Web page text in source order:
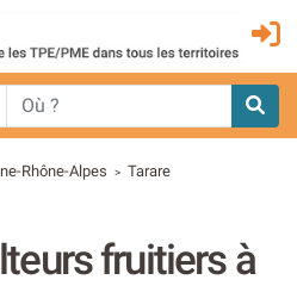
Rhône-Alpes > Tarare
fruitiers à